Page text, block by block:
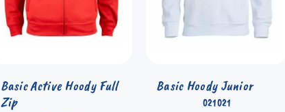
Basic Active Hoody Full
Zip
021021
Basic Hoody Junior